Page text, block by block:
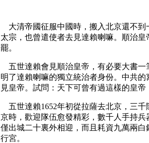
大清帝國征服中國時，搬入北京還不到
太宗，也曾遣使者去見達賴喇嘛。順治
罷。
五世達賴會見順治皇帝，有必要大書一
明了達賴喇嘛的獨立統治者身份。中共
見皇帝。試問：天下可曾有過這樣的皇
五世達賴1652年初從拉薩去北京，三
京時，歡迎隊伍愈發精彩，數千人手持
僅出城二十裏外相迎，而且耗資九萬兩
行宮。